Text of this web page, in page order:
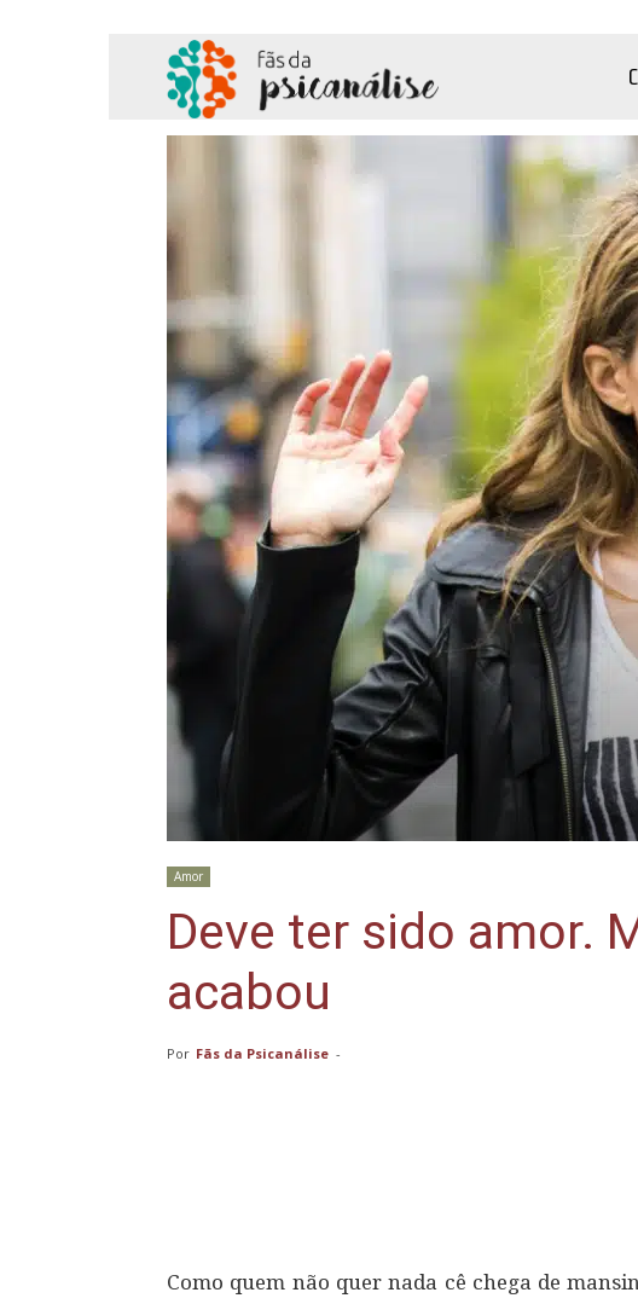
Psicanálise
Amor
Deve ter sido amor.
acabou
Por Fãs da Psicanálise -
Como quem não quer nada cê chega de